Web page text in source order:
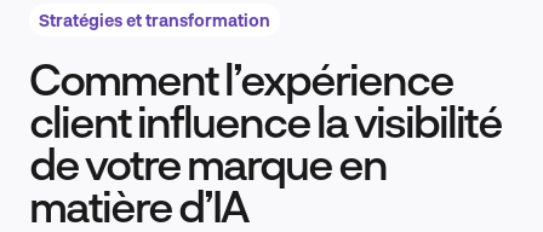
Recherche et conception produit
Tendances sectorielles
Stratégies et transformation
Comment l’expérience
client influence la visibilité
de votre marque en
matière d’IA